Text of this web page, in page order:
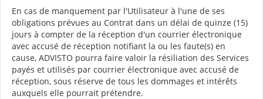
En cas de manquement par l'Utilisateur à l'une de ses
obligations prévues au Contrat dans un délai de quinze (15)
jours à compter de la réception d'un courrier électronique
avec accusé de réception notifiant la ou les faute(s) en
cause, ADVISTO pourra faire valoir la résiliation des Services
payés et utilisés par courrier électronique avec accusé de
réception, sous réserve de tous les dommages et intérêts
auxquels elle pourrait prétendre.